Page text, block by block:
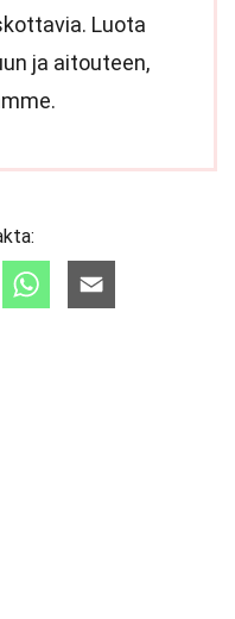
Luota
ja aitouteen,